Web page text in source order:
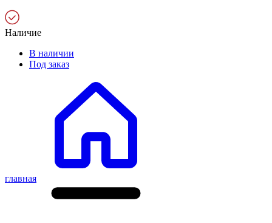
Наличие
В наличии
Под заказ
главная